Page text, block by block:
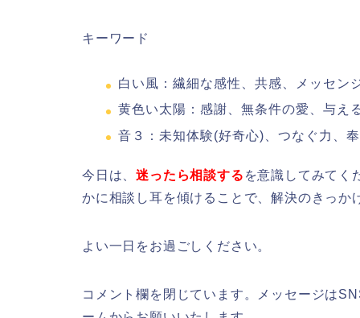
キーワード
白い風：繊細な感性、共感、メッセン
黄色い太陽：感謝、無条件の愛、与え
音３：未知体験(好奇心)、つなぐ力、
今日は、迷ったら相談する を意識してみてく
かに相談し耳を傾けることで、解決のきっか
よい一日をお過ごしください。
コメント欄を閉じています。メッセージは